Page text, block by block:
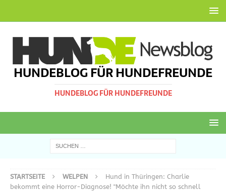
HUNDEBLOG FÜR HUNDEFREUNDE
HUNDEBLOG FÜR HUNDEFREUNDE
STARTSEITE WELPEN
Hund in Thüringen: Charlie
bekommt eine Horror-Diagnose! "Möchte ihn nicht so schnell